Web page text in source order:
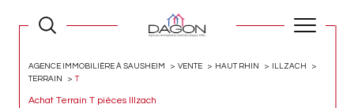
AGENCE IMMOBILIÈRE À SAUSHEIM VENTE HAUT RHIN
ILLZACH
TERRAIN
T
Achat Terrain T pièces Illzach